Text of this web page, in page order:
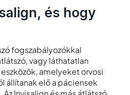
és hogy
fogszabályozókkal
vagy láthatatlan
amelyeket orvosi
állítanak elő a páciensek